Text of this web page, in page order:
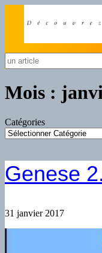
Mois :
Catégories
Genese
31 janvier 2017